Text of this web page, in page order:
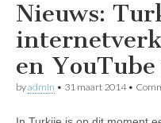
Nieuws:
en
byadmin • 31 maart 2014•